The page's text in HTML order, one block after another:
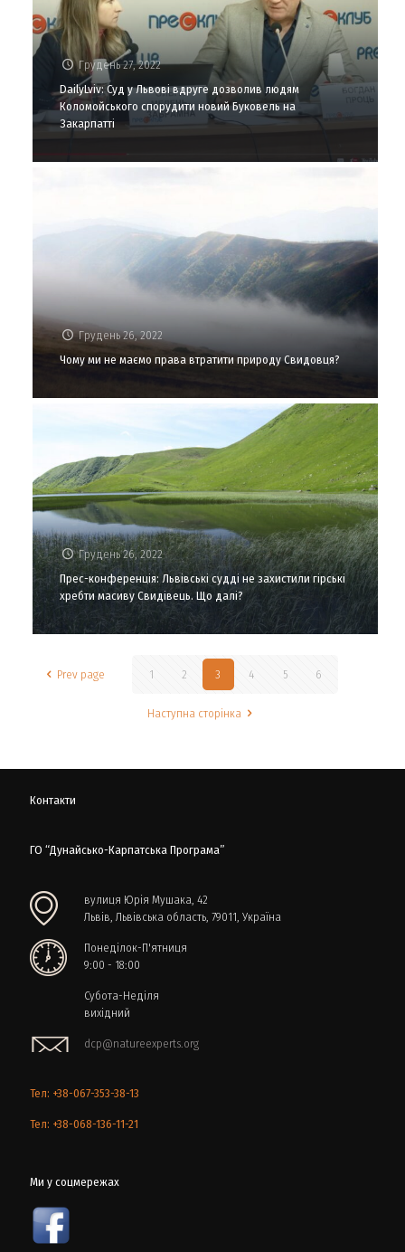
Грудень 27, 2022
DailyLviv: Суд у Львові вдруге дозволив людям
Коломойського спорудити новий Буковель на
Закарпатті
Грудень 26, 2022
Чому ми не маємо права втратити природу Свидовця?
Грудень 26, 2022
Прес-конференція: Львівські судді не захистили гірські
хребти масиву Свидівець. Що далі?
Prev page 1 2 3 4 5 6
Наступна сторінка
Контакти
ГО “Дунайсько-Карпатська Програма”
вулиця Юрія Мушака, 42
Львів, Львівська область, 79011, Україна
Понеділок-П'ятниця
9:00 - 18:00
Субота-Неділя
вихідний
dcp@natureexperts.org
Тел: +38-067-353-38-13
Тел: +38-068-136-11-21
Ми у соцмережах